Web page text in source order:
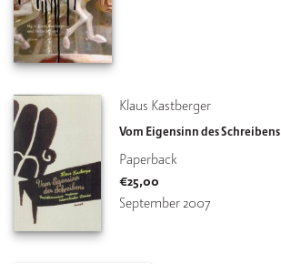
Klaus Kastberger
Vom Eigensinn des Schreibens
Paperback
€25,00
September 2007